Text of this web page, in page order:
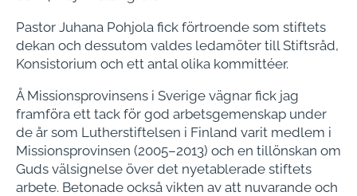
Pastor Juhana Pohjola fick förtroende som stiftets
dekan och dessutom valdes ledamöter till Stiftsråd,
Konsistorium och ett antal olika kommittéer.
Å Missionsprovinsens i Sverige vägnar fick jag
framföra ett tack för god arbetsgemenskap under
de år som Lutherstiftelsen i Finland varit medlem i
Missionsprovinsen (2005–2013) och en tillönskan om
Guds välsignelse över det nyetablerade stiftets
arbete. Betonade också vikten av att nuvarande och